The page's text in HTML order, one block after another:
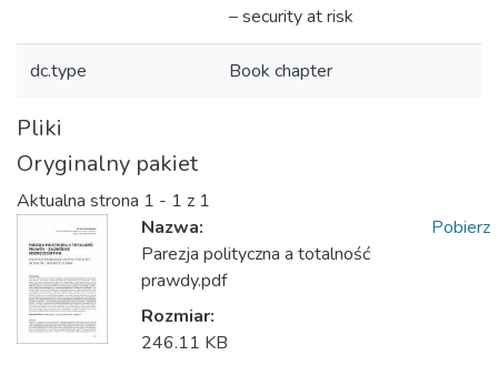
– security at risk
dc.type Book chapter
Pliki
Oryginalny pakiet
Aktualna strona 1 - 1 z 1
Nazwa:
Parezja polityczna a totalność
prawdy.pdf
Rozmiar:
246.11 KB
Pobierz